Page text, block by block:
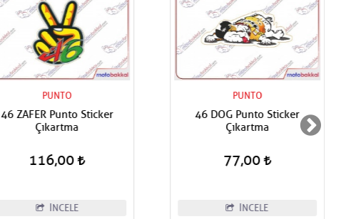
PUNTO
46 ZAFER Punto Sticker
Çıkartma
116,00
İNCELE
PUNTO
46 DOG Punto Sticker
Çıkartma
77,00
İNCELE